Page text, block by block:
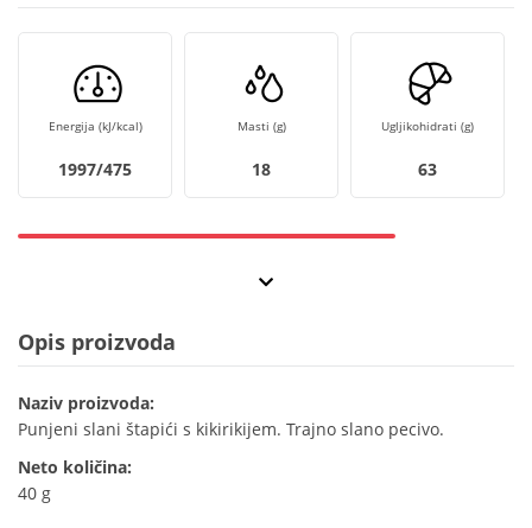
Energija (kJ/kcal)
1997/475
Masti (g)
18
Ugljikohidrati (g)
63
Opis proizvoda
Naziv proizvoda:
Punjeni slani štapići s kikirikijem. Trajno slano pecivo.
Neto količina:
40 g